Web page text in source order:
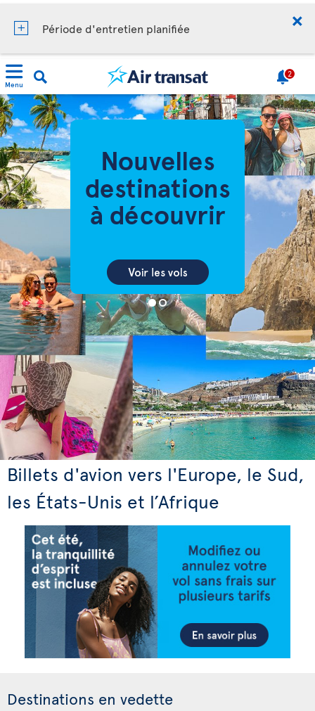
Période d'entretien planifiée
Menu
2
Billets d'avion vers l'Europe, le Sud,
les États-Unis et l’Afrique
Destinations en vedette